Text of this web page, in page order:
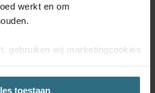
werkt en om
gebruiken wij marketingcookies
en content op jouw
toestaan